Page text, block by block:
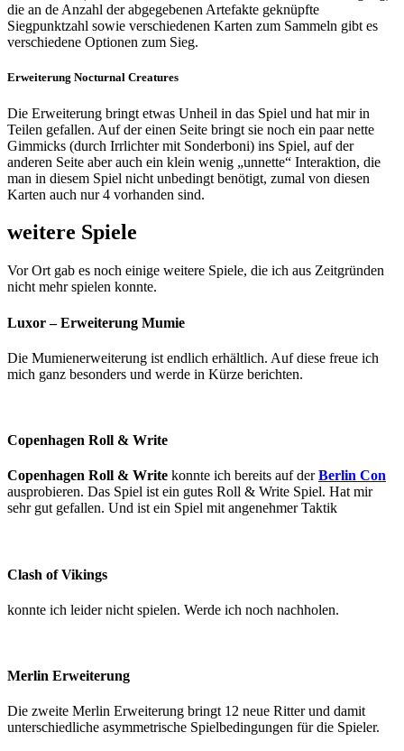
die an de Anzahl der abgegebenen Artefakte geknüpfte
Siegpunktzahl sowie verschiedenen Karten zum Sammeln gibt es
verschiedene Optionen zum Sieg.
Erweiterung Nocturnal Creatures
Die Erweiterung bringt etwas Unheil in das Spiel und hat mir in
Teilen gefallen. Auf der einen Seite bringt sie noch ein paar nette
Gimmicks (durch Irrlichter mit Sonderboni) ins Spiel, auf der
anderen Seite aber auch ein klein wenig „unnette“ Interaktion, die
man in diesem Spiel nicht unbedingt benötigt, zumal von diesen
Karten auch nur 4 vorhanden sind.
weitere Spiele
Vor Ort gab es noch einige weitere Spiele, die ich aus Zeitgründen
nicht mehr spielen konnte.
Luxor – Erweiterung Mumie
Die Mumienerweiterung ist endlich erhältlich. Auf diese freue ich
mich ganz besonders und werde in Kürze berichten.
Copenhagen Roll & Write
Copenhagen Roll & Write konnte ich bereits auf derBerlin Con
ausprobieren. Das Spiel ist ein gutes Roll & Write Spiel. Hat mir
sehr gut gefallen. Und ist ein Spiel mit angenehmer Taktik
Clash of Vikings
konnte ich leider nicht spielen. Werde ich noch nachholen.
Merlin Erweiterung
Die zweite Merlin Erweiterung bringt 12 neue Ritter und damit
unterschiedliche asymmetrische Spielbedingungen für die Spieler.